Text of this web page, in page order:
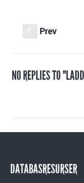
Prev
NO REPLIES TO
DATABASRESURSER